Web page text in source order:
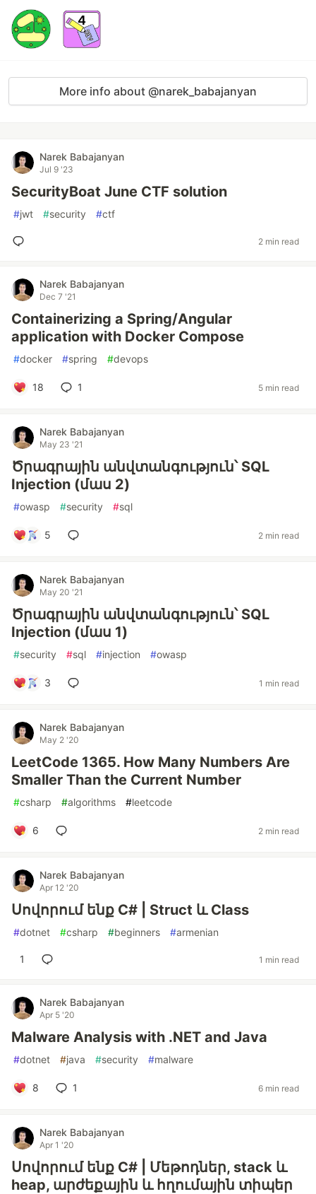
More info about @narek_babajanyan
Narek Babajanyan
Jul 9 '23
SecurityBoat June CTF solution
#jwt #security #ctf
2 min read
Narek Babajanyan
Dec 7 '21
Containerizing a Spring/Angular
application with Docker Compose
#docker #spring #devops
18 1 5 min read
Narek Babajanyan
May 23 '21
Ծրագրային անվտանգություն՝ SQL
Injection (մաս 2)
#owasp #security #sql
5 2 min read
Narek Babajanyan
May 20 '21
Ծրագրային անվտանգություն՝ SQL
Injection (մաս 1)
#security #sql #injection #owasp
3 1 min read
Narek Babajanyan
May 2 '20
LeetCode 1365. How Many Numbers Are
Smaller Than the Current Number
#csharp #algorithms #leetcode
6 2 min read
Narek Babajanyan
Apr 12 '20
Սովորում ենք C# | Struct և Class
#dotnet #csharp #beginners #armenian
1 1 min read
Narek Babajanyan
Apr 5 '20
Malware Analysis with .NET and Java
#dotnet #java #security #malware
8 1 6 min read
Narek Babajanyan
Apr 1 '20
Սովորում ենք C# | Մեթոդներ, stack և
heap, արժեքային և հղումային տիպեր